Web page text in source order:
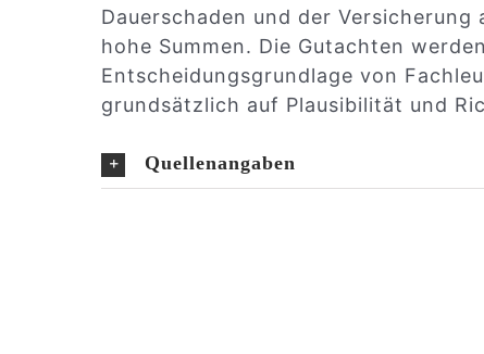
Dauerschaden und der
hohe Summen. Die Gutachten
Entscheidungsgrundlage von
grundsätzlich auf Plausibilität und
Quellenangaben